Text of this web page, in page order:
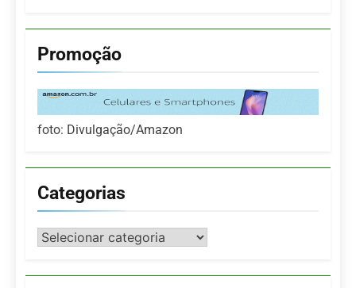
Promoção
foto: Divulgação/Amazon
Categorias
Categorias